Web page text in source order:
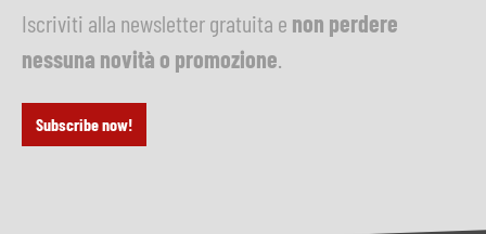
Iscriviti alla newsletter gratuita e non perdere
nessuna novità o promozione
Subscribe now!